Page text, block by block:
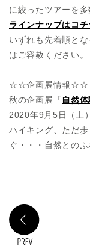
に絞ったツアーを多
ラインナップはコチ
いずれも先着順と
はご容赦ください。
☆☆企画展情報☆☆
秋の企画展「 自然
2020年9月5日（土
ハイキング、ただ
ぐ・・・自然との